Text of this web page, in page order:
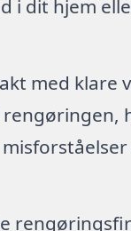
i dit hjem
med klare